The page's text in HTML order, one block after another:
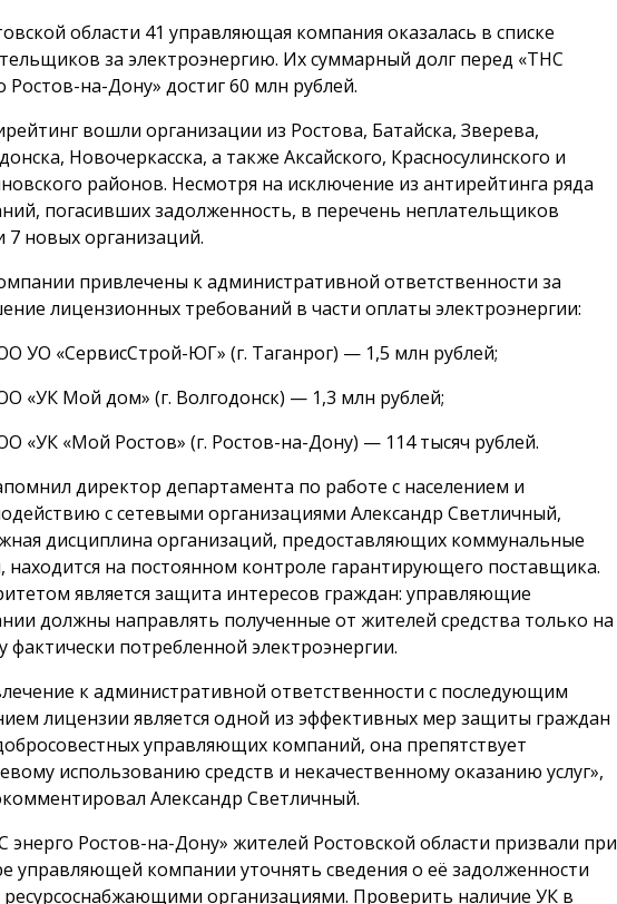
области 41 управляющая компания оказалась в списке
за электроэнергию. Их суммарный долг перед «ТНС
Ростов-на-Дону» достиг 60 млн рублей.
вошли организации из Ростова, Батайска, Зверева,
Новочеркасска, а также Аксайского, Красносулинского и
районов. Несмотря на исключение из антирейтинга ряда
погасивших задолженность, в перечень неплательщиков
7 новых организаций.
привлечены к административной ответственности за
лицензионных требований в части оплаты электроэнергии:
УО «СервисСтрой-ЮГ» (г. Таганрог) — 1,5 млн рублей;
«УК Мой дом» (г. Волгодонск) — 1,3 млн рублей;
«УК «Мой Ростов» (г. Ростов-на-Дону) — 114 тысяч рублей.
директор департамента по работе с населением и
с сетевыми организациями Александр Светличный,
дисциплина организаций, предоставляющих коммунальные
находится на постоянном контроле гарантирующего поставщика.
является защита интересов граждан: управляющие
должны направлять полученные от жителей средства только на
фактически потребленной электроэнергии.
к административной ответственности с последующим
лицензии является одной из эффективных мер защиты граждан
управляющих компаний, она препятствует
использованию средств и некачественному оказанию услуг»,
Александр Светличный.
энерго Ростов-на-Дону» жителей Ростовской области призвали при
управляющей компании уточнять сведения о её задолженности
ресурсоснабжающими организациями. Проверить наличие УК в